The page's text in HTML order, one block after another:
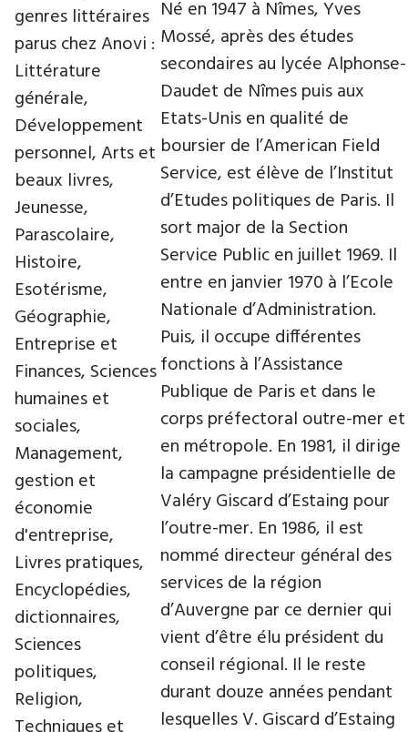
Né en 1947 à Nîmes, Yves
Mossé, après des études
secondaires au lycée Alphonse-
Daudet de Nîmes puis aux
Etats-Unis en qualité de
boursier de l’American Field
Service, est élève de l’Institut
d’Etudes politiques de Paris. Il
sort major de la Section
Service Public en juillet 1969. Il
entre en janvier 1970 à l’Ecole
Nationale d’Administration.
Puis, il occupe différentes
fonctions à l’Assistance
Publique de Paris et dans le
corps préfectoral outre-mer et
en métropole. En 1981, il dirige
la campagne présidentielle de
Valéry Giscard d’Estaing pour
l’outre-mer. En 1986, il est
nommé directeur général des
services de la région
d’Auvergne par ce dernier qui
vient d’être élu président du
conseil régional. Il le reste
durant douze années pendant
lesquelles V. Giscard d’Estaing
genres littéraires
parus chez Anovi :
Littérature
générale,
Développement
personnel, Arts et
beaux livres,
Jeunesse,
Parascolaire,
Histoire,
Esotérisme,
Géographie,
Entreprise et
Finances, Sciences
humaines et
sociales,
Management,
gestion et
économie
d'entreprise,
Livres pratiques,
Encyclopédies,
dictionnaires,
Sciences
politiques,
Religion,